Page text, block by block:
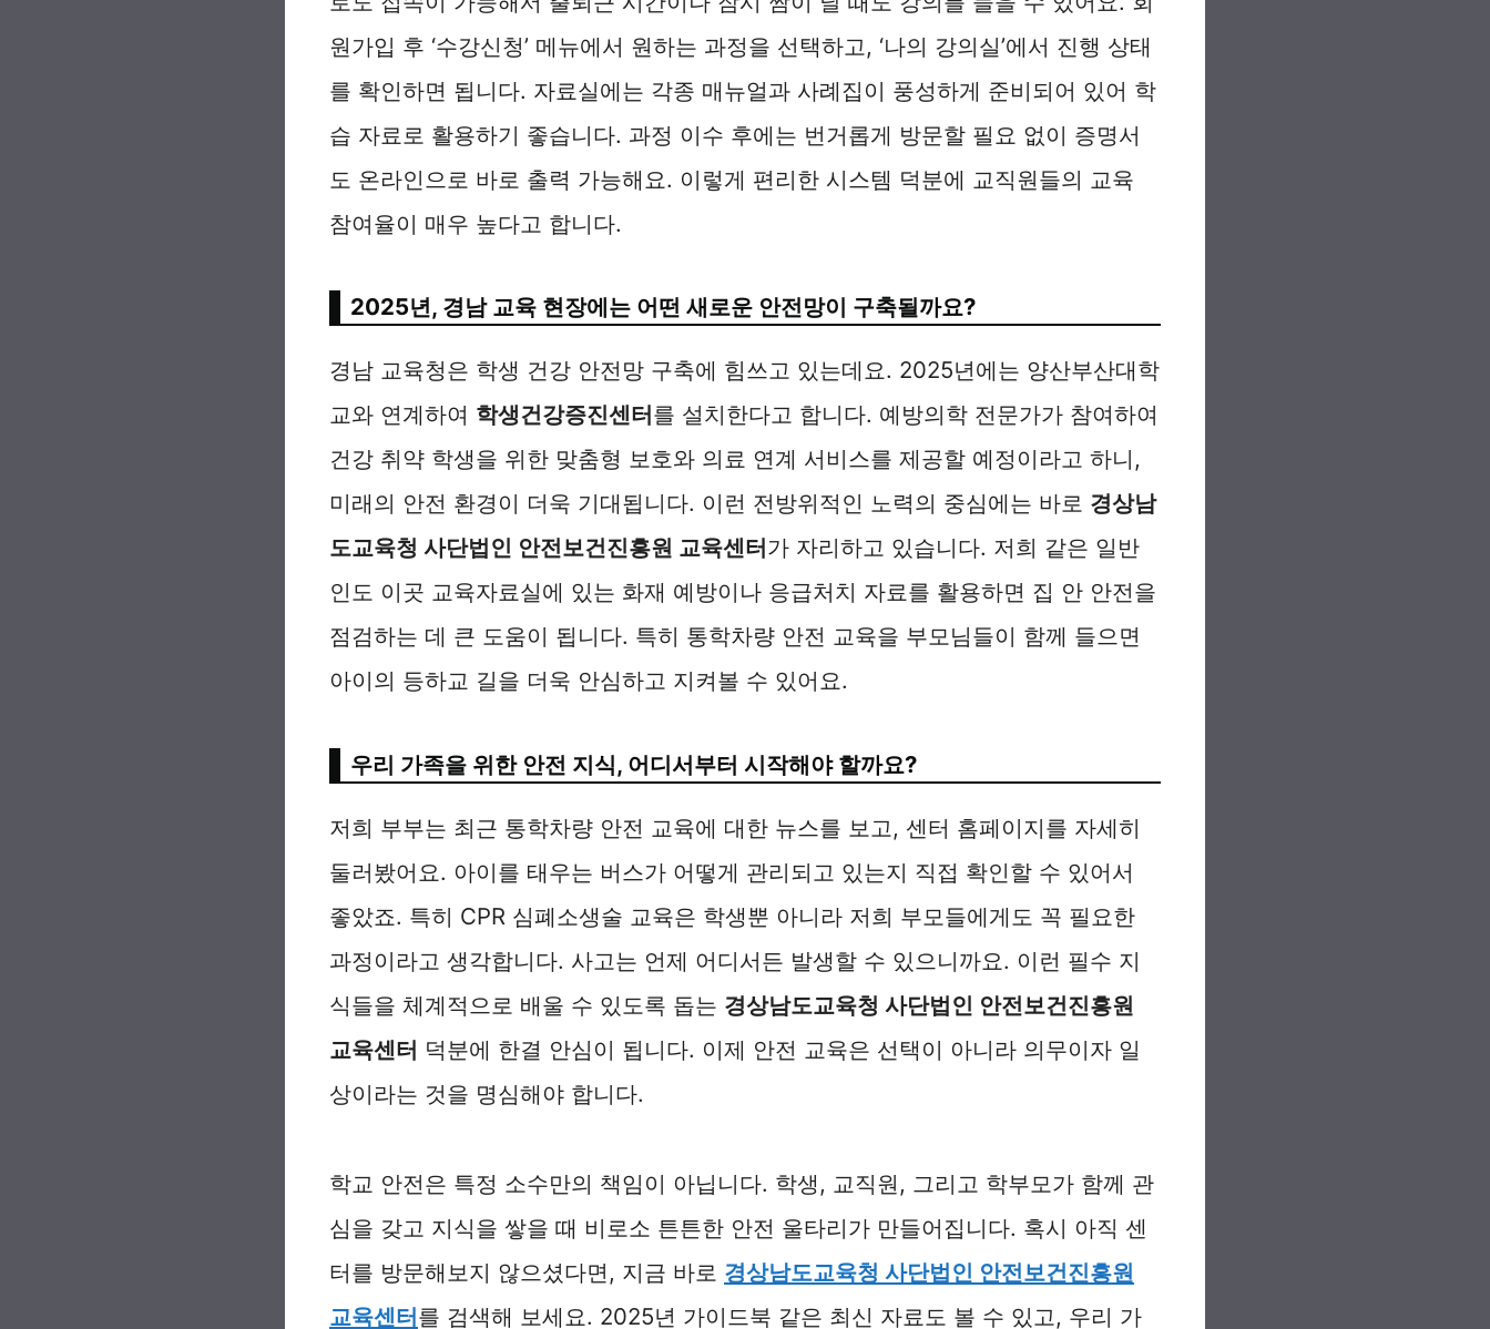
원가입 후 ‘수강신청’ 메뉴에서 원하는 과정을 선택하고, ‘나의 강의실’에서 진행 상태
를 확인하면 됩니다. 자료실에는 각종 매뉴얼과 사례집이 풍성하게 준비되어 있어 학
습 자료로 활용하기 좋습니다. 과정 이수 후에는 번거롭게 방문할 필요 없이 증명서
도 온라인으로 바로 출력 가능해요. 이렇게 편리한 시스템 덕분에 교직원들의 교육
참여율이 매우 높다고 합니다.
2025년, 경남 교육 현장에는 어떤 새로운 안전망이 구축될까요?
경남 교육청은 학생 건강 안전망 구축에 힘쓰고 있는데요. 2025년에는 양산부산대학
교와 연계하여 학생건강증진센터를 설치한다고 합니다. 예방의학 전문가가 참여하여
건강 취약 학생을 위한 맞춤형 보호와 의료 연계 서비스를 제공할 예정이라고 하니,
미래의 안전 환경이 더욱 기대됩니다. 이런 전방위적인 노력의 중심에는 바로 경상남
도교육청 사단법인 안전보건진흥원 교육센터가 자리하고 있습니다. 저희 같은 일반
인도 이곳 교육자료실에 있는 화재 예방이나 응급처치 자료를 활용하면 집 안 안전을
점검하는 데 큰 도움이 됩니다. 특히 통학차량 안전 교육을 부모님들이 함께 들으면
아이의 등하교 길을 더욱 안심하고 지켜볼 수 있어요.
우리 가족을 위한 안전 지식, 어디서부터 시작해야 할까요?
저희 부부는 최근 통학차량 안전 교육에 대한 뉴스를 보고, 센터 홈페이지를 자세히
둘러봤어요. 아이를 태우는 버스가 어떻게 관리되고 있는지 직접 확인할 수 있어서
좋았죠. 특히 CPR 심폐소생술 교육은 학생뿐 아니라 저희 부모들에게도 꼭 필요한
과정이라고 생각합니다. 사고는 언제 어디서든 발생할 수 있으니까요. 이런 필수 지
식들을 체계적으로 배울 수 있도록 돕는 경상남도교육청 사단법인 안전보건진흥원
교육센터 덕분에 한결 안심이 됩니다. 이제 안전 교육은 선택이 아니라 의무이자 일
상이라는 것을 명심해야 합니다.
학교 안전은 특정 소수만의 책임이 아닙니다. 학생, 교직원, 그리고 학부모가 함께 관
심을 갖고 지식을 쌓을 때 비로소 튼튼한 안전 울타리가 만들어집니다. 혹시 아직 센
터를 방문해보지 않으셨다면, 지금 바로 경상남도교육청 사단법인 안전보건진흥원
교육센터를 검색해 보세요. 2025년 가이드북 같은 최신 자료도 볼 수 있고, 우리 가